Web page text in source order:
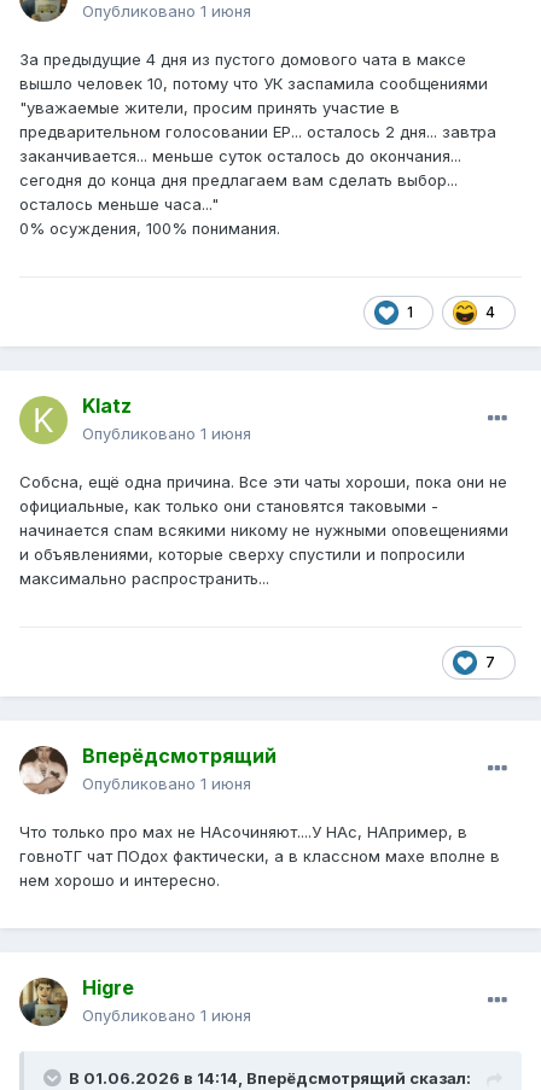
Опубликовано 1 июня
За предыдущие 4 дня из пустого домового чата в максе
вышло человек 10, потому что УК заспамила сообщениями
"уважаемые жители, просим принять участие в
предварительном голосовании ЕР... осталось 2 дня... завтра
заканчивается... меньше суток осталось до окончания...
сегодня до конца дня предлагаем вам сделать выбор...
осталось меньше часа..."
0% осуждения, 100% понимания.
1 4
Klatz
Опубликовано 1 июня
Собсна, ещё одна причина. Все эти чаты хороши, пока они не
официальные, как только они становятся таковыми -
начинается спам всякими никому не нужными оповещениями
и объявлениями, которые сверху спустили и попросили
максимально распространить...
7
Вперёдсмотрящий
Опубликовано 1 июня
Что только про мах не НАсочиняют....У НАс, НАпример, в
говноТГ чат ПОдох фактически, а в классном махе вполне в
нем хорошо и интересно.
Higre
Опубликовано 1 июня
В 01.06.2026 в 14:14, Вперёдсмотрящий сказал: